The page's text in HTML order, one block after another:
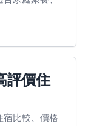
評價住
宿比較、價格